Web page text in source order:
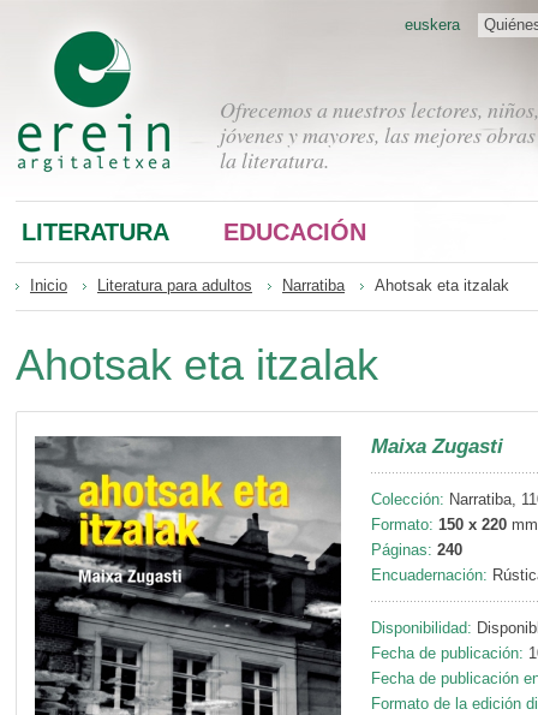
Ofrecemos a nuestros lectores, niños,
jóvenes y mayores, las mejores
la literatura.
euskera
LITERATURA EDUCACIÓN
Inicio Literatura para adultos Narratiba Ahotsak eta itzalak
Ahotsak eta itzalak
Maixa Zugasti
Colección: Narratiba,
Formato: 150 x 220 mm
Páginas: 240
Encuadernación:
Disponibilidad:
Fecha de publicación:
Fecha de publicación
Formato de la edición